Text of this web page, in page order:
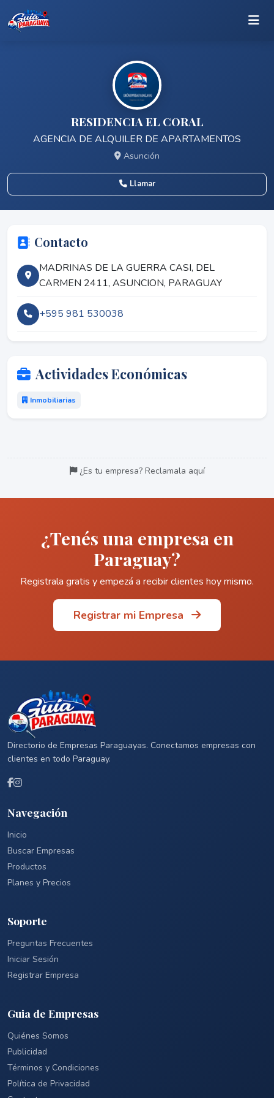
RESIDENCIA EL CORAL
AGENCIA DE ALQUILER DE APARTAMENTOS
Asunción
Llamar
Contacto
MADRINAS DE LA GUERRA CASI, DEL
CARMEN 2411, ASUNCION, PARAGUAY
+595 981 530038
Actividades Económicas
Inmobiliarias
¿Es tu empresa? Reclamala aquí
¿Tenés una empresa en
Paraguay?
Registrala gratis y empezá a recibir clientes hoy mismo.
Registrar mi Empresa
Directorio de Empresas Paraguayas. Conectamos empresas con
clientes en todo Paraguay.
Navegación
Inicio
Buscar Empresas
Productos
Planes y Precios
Soporte
Preguntas Frecuentes
Iniciar Sesión
Registrar Empresa
Guia de Empresas
Quiénes Somos
Publicidad
Términos y Condiciones
Política de Privacidad